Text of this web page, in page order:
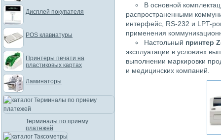
В основной
распространенными
интерфейс, RS-232 и LPT-
применения
Настольный принтер
эксплуатации в условиях
выполнении маркировки
и медицинских компаний.
Дисплей покупателя
POS клавиатуры
Принтеры печати на
пластиковых картах
Ламинаторы
Терминалы по приему
платежей